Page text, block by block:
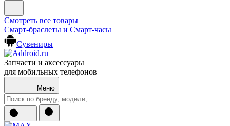
Смотреть все товары
Смарт-браслеты и Смарт-часы
Сувениры
Запчасти и аксессуары
для мобильных телефонов
Меню